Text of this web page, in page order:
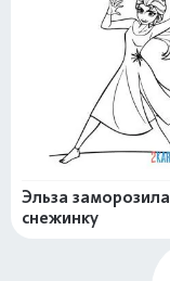
Эльза заморозила
снежинку